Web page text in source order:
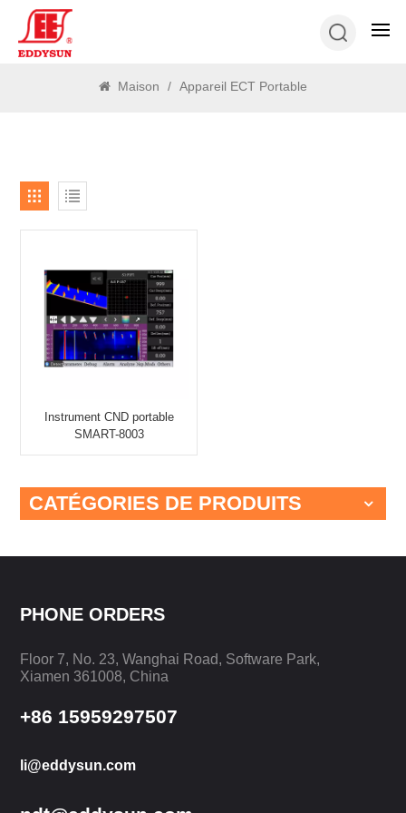
Maison / Appareil ECT Portable
Instrument CND portable
SMART-8003
CATÉGORIES DE PRODUITS
PHONE ORDERS
Floor 7, No. 23, Wanghai Road, Software Park,
Xiamen 361008, China
+86 15959297507
li@eddysun.com